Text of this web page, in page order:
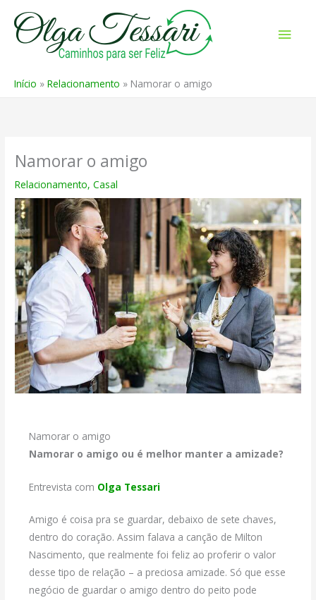
para
Início Relacionamento Namorar o amigo
Namorar o amigo
Relacionamento,Casal
Namorar o amigo
Namorar o amigo ou é melhor manter a amizade?
Entrevista com Olga Tessari
Amigo é coisa pra se guardar, debaixo de sete chaves,
dentro do coração. Assim falava a canção de Milton
Nascimento, que realmente foi feliz ao proferir o valor
desse tipo de relação – a preciosa amizade. Só que esse
negócio de guardar o amigo dentro do peito pode